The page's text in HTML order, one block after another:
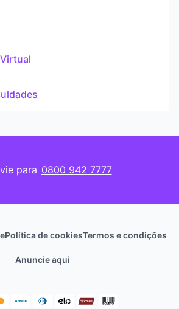
para 0800 942 7777
Política de cookiesTermos e condições
Anuncie aqui